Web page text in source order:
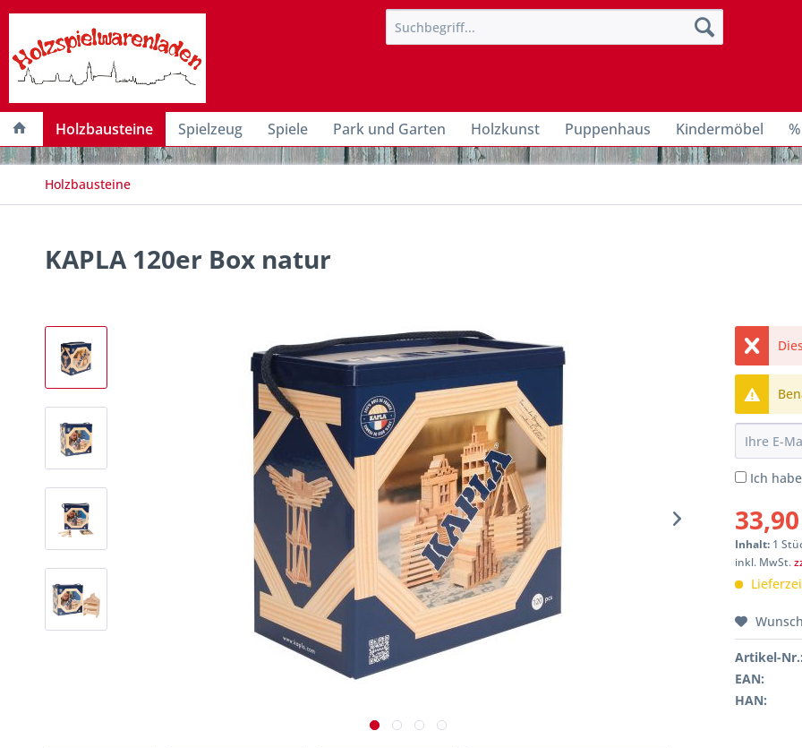
Holzbausteine Spielzeug Spiele Park und Garten Holzkunst Puppenhaus Kindermöbel
Holzbausteine
KAPLA 120er Box natur
Ich
Inhalt: 1
inkl. MwSt.
Artikel-Nr.:
EAN:
HAN: